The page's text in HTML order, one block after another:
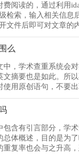
阅读的，通过利用
检索，输入相关信
文件后即可对文章的
么
中，学术查重系统会
摘要也是如此。所
用原创语句，不要
包含有引言部分，学
体概述，目的是为
复率也会与之升高